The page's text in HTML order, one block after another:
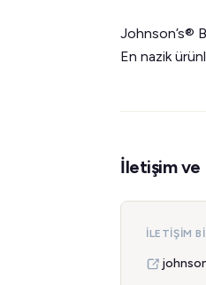
Johnson’s®
En nazik
İletişim ve
İLETIŞIM